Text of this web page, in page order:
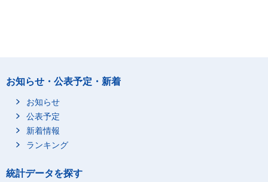
お知らせ・公表予定・新着
お知らせ
公表予定
新着情報
ランキング
統計データを探す